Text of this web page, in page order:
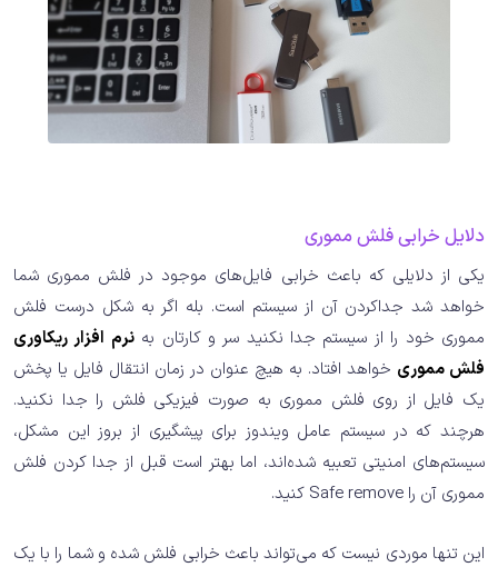
دلایل خرابی فلش مموری
یکی از دلایلی که باعث خرابی فایل‌های موجود در فلش مموری شما
خواهد شد جداکردن آن از سیستم است. بله اگر به شکل درست فلش
مموری خود را از سیستم جدا نکنید سر و کارتان بهنرم افزار ریکاوری
فلش مموری خواهد افتاد. به هیچ عنوان در زمان انتقال فایل یا پخش
یک فایل از روی فلش مموری به صورت فیزیکی فلش را جدا نکنید.
هرچند که در سیستم عامل ویندوز برای پیشگیری از بروز این مشکل،
سیستم‌های امنیتی تعبیه شده‌اند، اما بهتر است قبل از جدا کردن فلش
مموری آن را Safe remove کنید.
این تنها موردی نیست که می‌تواند باعث خرابی فلش شده و شما را با یک